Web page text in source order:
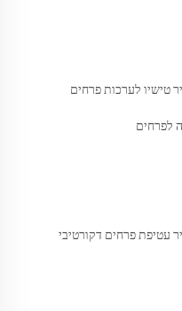
טישיו לערכות פרחים
לפרחים
עטיפת פרחים דקורטיבי